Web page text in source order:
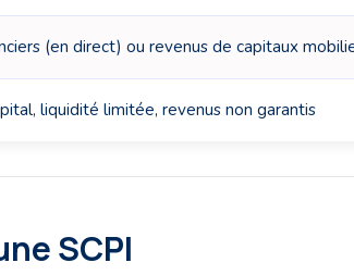
(en direct) ou revenus de capitaux
liquidité limitée, revenus non garantis
SCPI